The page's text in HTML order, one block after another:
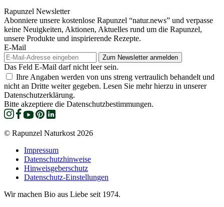
Rapunzel Newsletter
Abonniere unsere kostenlose Rapunzel “natur.news” und verpasse
keine Neuigkeiten, Aktionen, Aktuelles rund um die Rapunzel,
unsere Produkte und inspirierende Rezepte.
E-Mail
Das Feld E-Mail darf nicht leer sein.
Ihre Angaben werden von uns streng vertraulich behandelt und
nicht an Dritte weiter gegeben. Lesen Sie mehr hierzu in unserer
Datenschutzerklärung.
Bitte akzeptiere die Datenschutzbestimmungen.
© Rapunzel Naturkost 2026
Impressum
Datenschutzhinweise
Hinweisgeberschutz
Datenschutz-Einstellungen
Wir machen Bio aus Liebe seit 1974.